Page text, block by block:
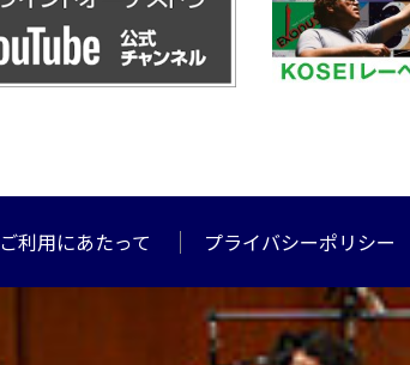
ご利用にあたって プライバシーポリシー